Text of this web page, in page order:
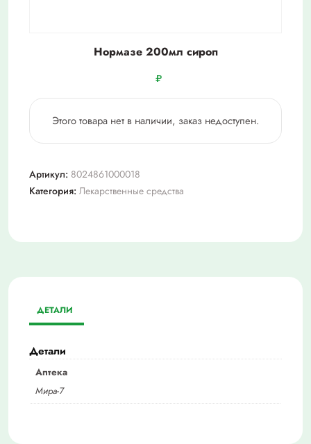
Нормазе 200мл сироп
₽
Этого товара нет в наличии, заказ недоступен.
Артикул: 8024861000018
Категория: Лекарственные средства
ДЕТАЛИ
Детали
Аптека
Мира-7